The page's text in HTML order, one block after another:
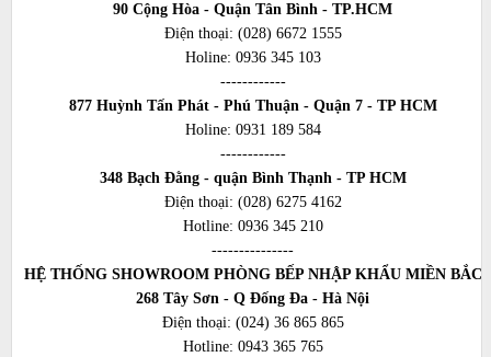
90 Cộng Hòa - Quận Tân Bình - TP.HCM
Điện thoại: (028) 6672 1555
Holine: 0936 345 103
------------
877 Huỳnh Tấn Phát - Phú Thuận - Quận 7 - TP HCM
Holine: 0931 189 584
------------
348 Bạch Đằng - quận Bình Thạnh - TP HCM
Điện thoại: (028) 6275 4162
Hotline: 0936 345 210
---------------
HỆ THỐNG SHOWROOM PHÒNG BẾP NHẬP KHẨU MIỀN BẮC
268 Tây Sơn - Q Đống Đa - Hà Nội
Điện thoại: (024) 36 865 865
Hotline: 0943 365 765